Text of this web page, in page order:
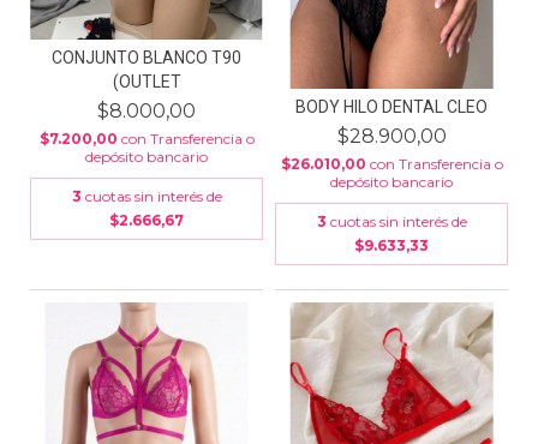
CONJUNTO BLANCO T90
(OUTLET
$8.000,00
$7.200,00 con Transferencia o
depósito bancario
3 cuotas sin interés de
$2.666,67
BODY HILO DENTAL CLEO
$28.900,00
$26.010,00 con Transferencia o
depósito bancario
3 cuotas sin interés de
$9.633,33